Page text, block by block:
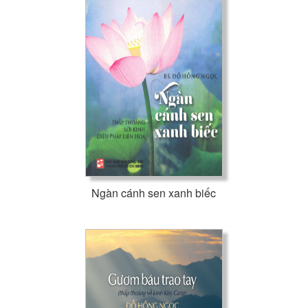
Ngàn cánh sen xanh biếc